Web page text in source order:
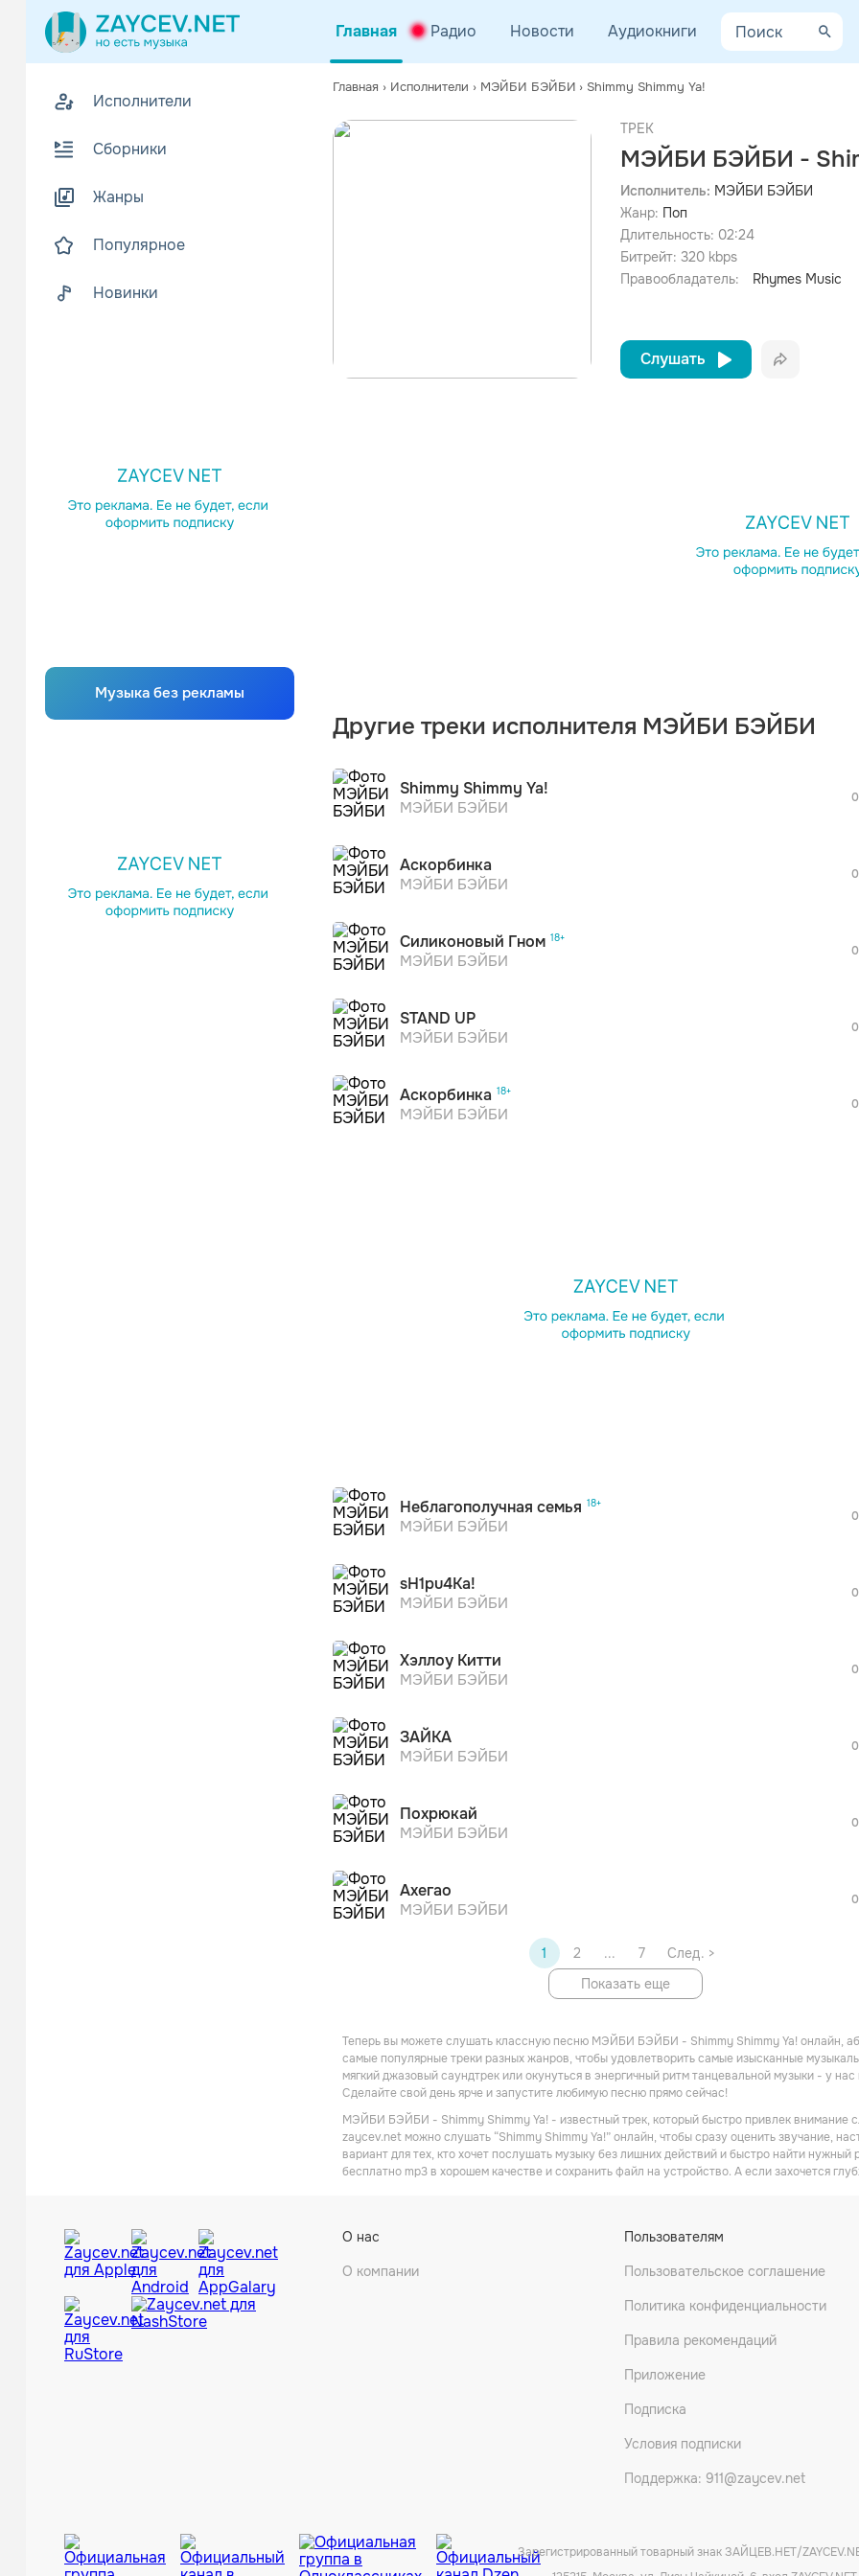
Главная Радио Новости Аудиокниги
Исполнители
Сборники
Жанры
Популярное
Новинки
Музыка без рекламы
Главная › Исполнители › МЭЙБИ БЭЙБИ › Shimmy Shimmy Ya!
ТРЕК
МЭЙБИ БЭЙБИ -
Исполнитель: МЭЙБИ БЭЙБИ
Жанр: Поп
Длительность: 02:24
Битрейт: 320 kbps
Правообладатель:
Rhymes Music
Слушать
Другие треки исполнителя МЭЙБИ БЭЙБИ
Shimmy Shimmy Ya!
МЭЙБИ БЭЙБИ
Аскорбинка
МЭЙБИ БЭЙБИ
Силиконовый Гном
МЭЙБИ БЭЙБИ
STAND UP
МЭЙБИ БЭЙБИ
Аскорбинка
МЭЙБИ БЭЙБИ
Неблагополучная семья
МЭЙБИ БЭЙБИ
sH1pu4Ka!
МЭЙБИ БЭЙБИ
Хэллоу Китти
МЭЙБИ БЭЙБИ
ЗАЙКА
МЭЙБИ БЭЙБИ
Похрюкай
МЭЙБИ БЭЙБИ
Ахегао
МЭЙБИ БЭЙБИ
1 2 ... 7
След. >
Показать еще
Теперь вы можете слушать классную песню МЭЙБИ БЭЙБИ - Shimmy Shimmy Ya! онлайн,
самые популярные треки разных жанров, чтобы удовлетворить самые изысканные
мягкий джазовый саундтрек или окунуться в энергичный ритм танцевальной музыки - у
Сделайте свой день ярче и запустите любимую песню прямо сейчас!
МЭЙБИ БЭЙБИ - Shimmy Shimmy Ya! - известный трек, который быстро привлек внимание
zaycev.net можно слушать “Shimmy Shimmy Ya!” онлайн, чтобы сразу оценить звучание,
вариант для тех, кто хочет послушать музыку без лишних действий и быстро найти
бесплатно mp3 в хорошем качестве и сохранить файл на устройство. А если захочется
О нас
О компании
Пользователям
Пользовательское соглашение
Политика конфиденциальности
Правила рекомендаций
Приложение
Подписка
Условия подписки
Поддержка: 911@zaycev.net
Зарегистрированный товарный знак ЗАЙЦЕВ.НЕТ/